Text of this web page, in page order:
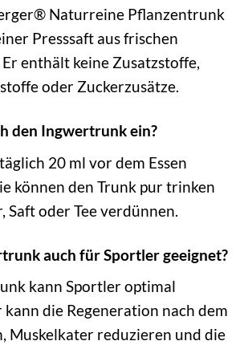
Naturreine Pflanzentrunk
Presssaft aus frischen
enthält keine Zusatzstoffe,
oder Zuckerzusätze.
den Ingwertrunk ein?
20 ml vor dem Essen
können den Trunk pur trinken
Saft oder Tee verdünnen.
auch für Sportler geeignet?
kann Sportler optimal
die Regeneration nach dem
Muskelkater reduzieren und die